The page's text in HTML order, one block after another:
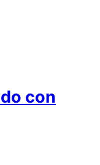
con